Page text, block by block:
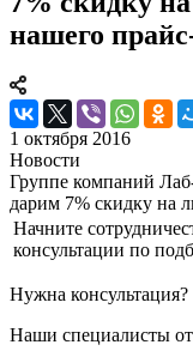
нашего
1 октября 2016
Новости
Группе компаний
дарим 7% скидку на
Начните
консультации по
Нужна консультация?
Наши специалисты